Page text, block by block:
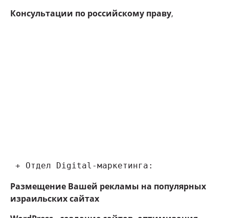
Консультации по российскому праву,
+ Отдел Digital-маркетинга:
Размещение Вашей рекламы на популярных
израильских сайтах